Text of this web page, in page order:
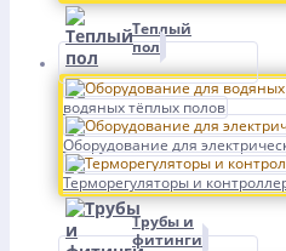
Теплый
пол
водяных тёплых полов
Оборудование для
Терморегуляторы и
Трубы и
фитинги